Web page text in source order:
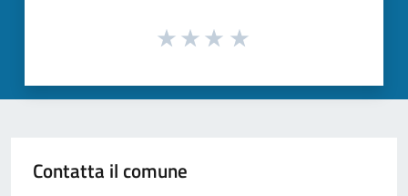
Contatta il comune